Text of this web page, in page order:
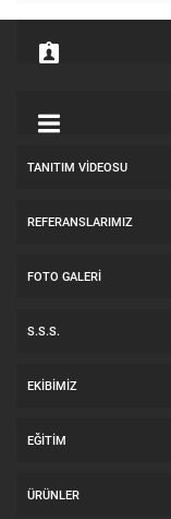
TANITIM VIDEOSU
REFERANSLARIMIZ
FOTO GALERI
S.S.S.
EKIBIMIZ
EĞITIM
ÜRÜNLER